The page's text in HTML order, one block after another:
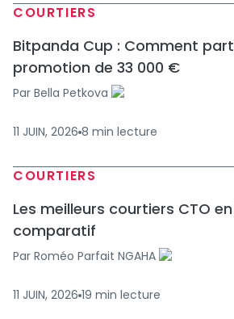
COURTIERS
Bitpanda Cup : Comment
promotion de 33 000 €
Par Bella Petkova
11 JUIN, 2026 8 min lecture
COURTIERS
Les meilleurs courtiers CTO
comparatif
Par Roméo Parfait NGAHA
11 JUIN, 2026 19 min lecture